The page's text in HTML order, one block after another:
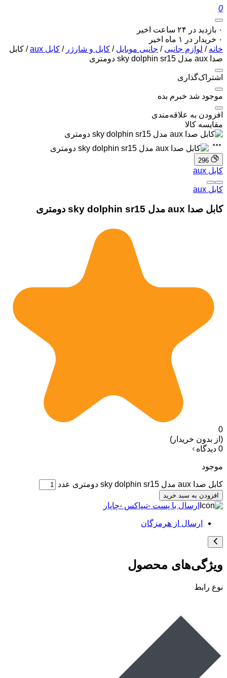
0
۰ بازدید در ۲۴ ساعت اخیر
۰ خریدار در ۱ ماه اخیر
خانه / لوازم جانبی / جانبی موبایل / کابل و شارژر / کابل aux
/ کابل
صدا aux مدل sky dolphin sr15 دومتری
اشتراک‌گذاری
موجود شد خبرم بده
افزودن به علاقه‌مندی
مقایسه کالا
296
کابل aux
کابل aux
کابل صدا aux مدل sky dolphin sr15 دومتری
0
(از بدون خریدار)
0 دیدگاه
موجود
کابل صدا aux مدل sky dolphin sr15 دومتری عدد
افزودن به سبد خرید
ارسال با پست -تیپاکس -چاپار
ارسال از هرمزگان
ویژگی‌های محصول
نوع رابط